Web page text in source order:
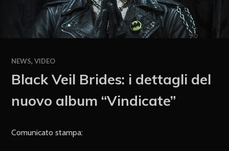
NEWS,VIDEO
Black Veil Brides: i dettagli del
nuovo album “Vindicate”
Comunicato stampa: